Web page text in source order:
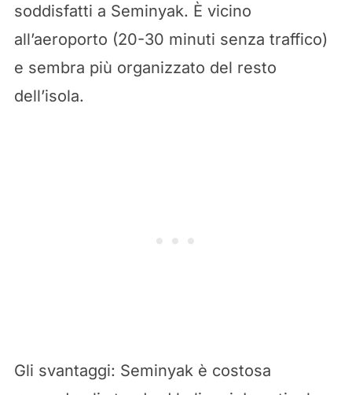
soddisfatti a Seminyak. È vicino
all’aeroporto (20-30 minuti senza traffico)
e sembra più organizzato del resto
dell’isola.
Gli svantaggi: Seminyak è costosa